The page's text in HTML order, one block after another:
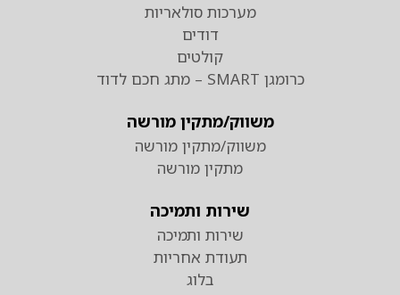
מערכות סולאריות
דודים
קולטים
כרומגן SMART – מתג חכם לדוד
משווק/מתקין מורשה
משווק/מתקין מורשה
מתקין מורשה
שירות ותמיכה
שירות ותמיכה
תעודת אחריות
בלוג